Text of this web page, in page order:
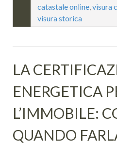
catastale online,visura
visura storica
LA
ENERGETICA
L’IMMOBILE:
QUANDO